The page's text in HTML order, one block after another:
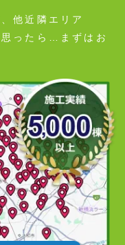
他近隣エリア
思ったら…まずはお